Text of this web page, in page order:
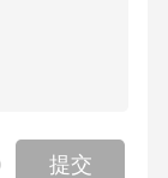
提交